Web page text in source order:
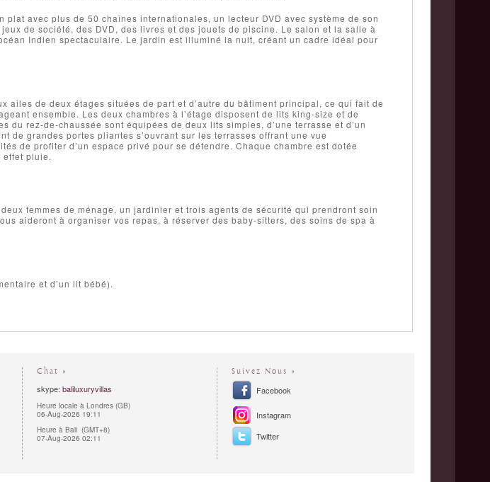
avec plus de 50 chaînes internationales, un lecteur DVD avec système de son
de société, des DVD, des livres et des jouets de piscine. Le salon et la salle à
Indien spectaculaire. Le jardin est illuminé la nuit, créant un cadre idéal pour
ailes de deux étages situées de part et d’autre du bâtiment principal, ce qui fait de
ensemble. Les deux chambres à l’étage disposent de lits king-size et de
du rez-de-chaussée sont équipées de deux lits simples, d’une terrasse et d’un
de grandes portes pliantes s’ouvrant sur les terrasses offrant une vue
de profiter d’un espace privé pour se détendre. Chaque chambre est dotée
effet pluie.
femmes de ménage, un jardinier et trois agents de sécurité qui prendront soin
aideront à organiser vos repas, à réserver des baby-sitters, des soins de spa à
et d’un lit bébé).
Chat »
skype: baliluxuryvillas
Heure locale à Londres (GB)
06-Aug-2026 19:11
Heure à Bali (GMT+8)
07-Aug-2026 02:11
Suivez Nous »
Facebook
Instagram
Twitter